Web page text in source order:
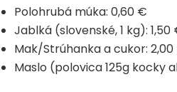
Polohrubá múka: 0,60 €
Jablká (slovenské, 1 kg): 1,50
Mak/Strúhanka a cukor:
Maslo (polovica 125g kocky